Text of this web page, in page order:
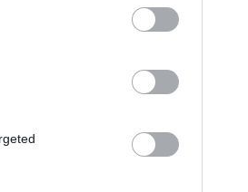
desde